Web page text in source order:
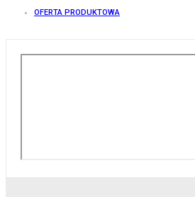
OFERTA PRODUKTOWA